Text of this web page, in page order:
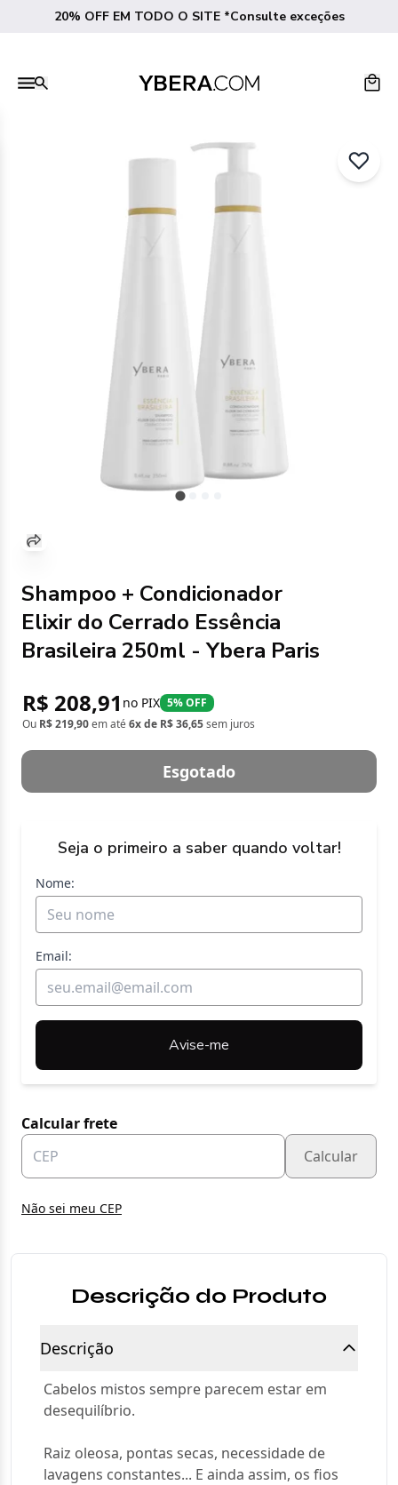
20% OFF EM TODO O SITE *Consulte exceções
Shampoo + Condicionador
Elixir do Cerrado Essência
Brasileira 250ml - Ybera Paris
R$ 208,91 no PIX 5% OFF
Ou R$ 219,90em até6x de R$ 36,65sem juros
Esgotado
Seja o primeiro a saber quando voltar!
Nome:
Email:
Avise-me
Calcular frete
Calcular
Não sei meu CEP
Descrição do Produto
Descrição
Cabelos mistos sempre parecem estar em
desequilíbrio.
Raiz oleosa, pontas secas, necessidade de
lavagens constantes... E ainda assim, os fios